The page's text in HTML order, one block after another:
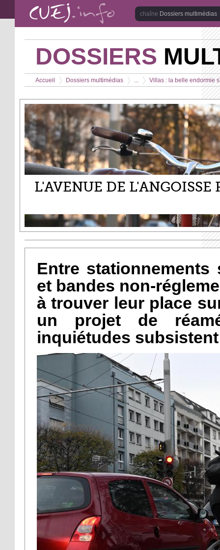
Aller au contenu principal
Dossiers multimédias
DOSSIERS
Vous êtes ici
Accueil
>
Dossiers multimédias
>
...
>
Villas : la belle endormie
L'AVENUE DE L'ANGOISSE
Entre stationnements
et bandes non-
à trouver leur place
un projet de
inquiétudes